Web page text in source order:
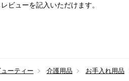
ビューを記入いただけます。
ーティー 介護用品 お手入れ用品